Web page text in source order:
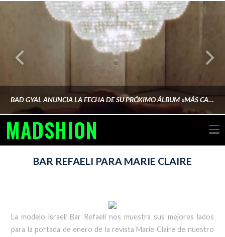
BAD GYAL ANUNCIA LA FECHA DE SU PRÓXIMO ÁLBUM «MÁS CARA»
MADSHION
BAR REFAELI PARA MARIE CLAIRE
La modelo israelí Bar Refaeli nos muestra sus mejores lados
para la portada de enero de la revista Marie Claire de nuestro